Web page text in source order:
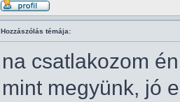
Hozzászólás témája:
na csatlakozom
mint megyünk, jó